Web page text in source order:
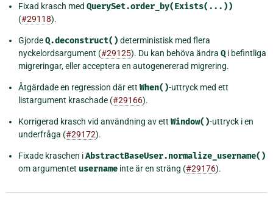
Fixad krasch med QuerySet.order_by(Exists(...))
(#29118).
GjordeQ.deconstruct() deterministisk med flera
nyckelordsargument (#29125). Du kan behöva ändra Q i befintliga
migreringar, eller acceptera en autogenererad migrering.
Åtgärdade en regression där ett When()-uttryck med ett
listargument kraschade (#29166).
Korrigerad krasch vid användning av ett Window()-uttryck i en
underfråga (#29172).
Fixade kraschen iAbstractBaseUser.normalize_username()
om argumentet username inte är en sträng (#29176).